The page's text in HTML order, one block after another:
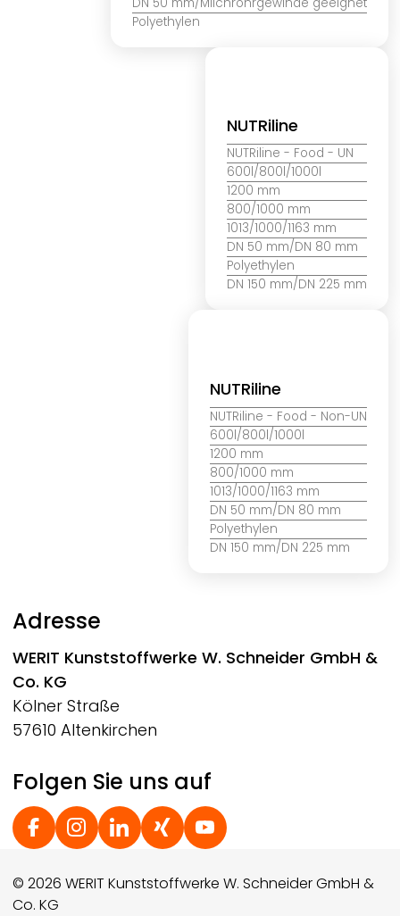
Polyethylen
NUTRiline
NUTRiline - Food - UN
600l/800l/1000l
1200 mm
800/1000 mm
1013/1000/1163 mm
DN 50 mm/DN 80 mm
Polyethylen
DN 150 mm/DN 225 mm
NUTRiline
NUTRiline - Food - Non-UN
600l/800l/1000l
1200 mm
800/1000 mm
1013/1000/1163 mm
DN 50 mm/DN 80 mm
Polyethylen
DN 150 mm/DN 225 mm
Adresse
WERIT Kunststoffwerke W. Schneider GmbH &
Co. KG
Kölner Straße
57610 Altenkirchen
Folgen Sie uns auf
Social Footer
© 2026 WERIT Kunststoffwerke W. Schneider GmbH &
Co. KG